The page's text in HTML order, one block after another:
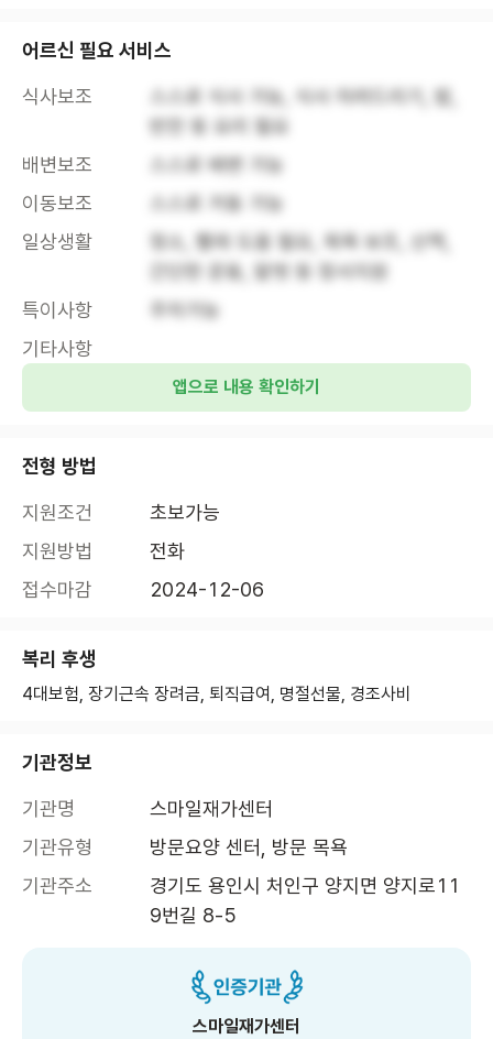
어르신 필요 서비스
식사보조
스스로 식사 가능, 식사 차려드리기, 밥,
반찬 등 요리 필요
배변보조
스스로 배변 가능
이동보조
스스로 거동 가능
일상생활
청소, 빨래 도움 필요, 목욕 보조, 산책,
간단한 운동, 말벗 등 정서지원
특이사항
주차가능
기타사항
앱으로 내용 확인하기
전형 방법
지원조건
초보가능
지원방법
전화
접수마감
2024-12-06
복리 후생
4대보험, 장기근속 장려금, 퇴직급여, 명절선물, 경조사비
기관정보
기관명
스마일재가센터
기관유형
방문요양 센터, 방문 목욕
기관주소
경기도 용인시 처인구 양지면 양지로11
9번길 8-5
스마일재가센터